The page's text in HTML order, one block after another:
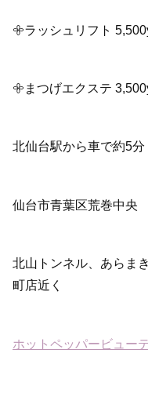
𖧷ラッシュリフト
𖧷まつげエクステ
北仙台駅から車で約5分
仙台市青葉区荒巻中央
北山トンネル、あらま
町店近く
ホットペッパービュー